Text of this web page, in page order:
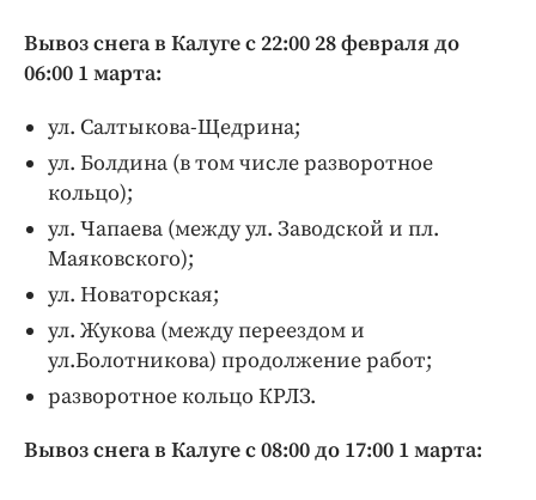
Работодатель года
Вывоз снега в Калуге с 22:00 28 февраля до
06:00 1 марта:
ул. Салтыкова-Щедрина;
ул. Болдина (в том числе разворотное
кольцо);
ул. Чапаева (между ул. Заводской и пл.
Маяковского);
ул. Новаторская;
ул. Жукова (между переездом и
ул.Болотникова) продолжение работ;
разворотное кольцо КРЛЗ.
Вывоз снега в Калуге с 08:00 до 17:00 1 марта: